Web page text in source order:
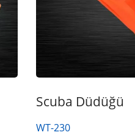
Scuba Düdüğü
WT-230